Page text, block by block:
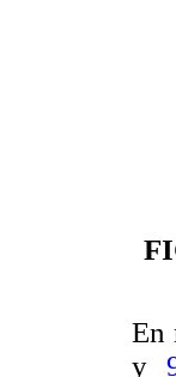
En
y